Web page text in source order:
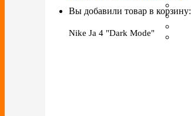
Вы добавили товар в корзину:
Nike Ja 4 "Dark Mode"